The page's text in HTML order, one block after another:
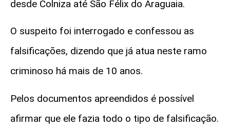
desde Colniza até São Félix do Araguaia.
O suspeito foi interrogado e confessou as
falsificações, dizendo que já atua neste ramo
criminoso há mais de 10 anos.
Pelos documentos apreendidos é possível
afirmar que ele fazia todo o tipo de falsificação.